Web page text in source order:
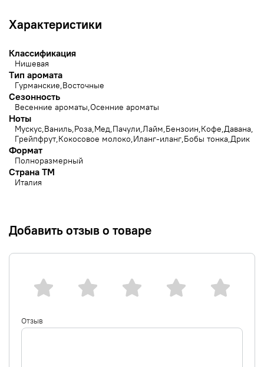
Характеристики
Классификация
Нишевая
Тип аромата
Гурманские Восточные
Сезонность
Весенние ароматы Осенние ароматы
Ноты
Мускус Ваниль Роза Мед Пачули Лайм Бензоин Кофе Давана
Грейпфрут Кокосовое молоко Иланг-иланг Бобы тонка Дрик
Формат
Полноразмерный
Страна ТМ
Италия
Добавить отзыв о товаре
Отзыв